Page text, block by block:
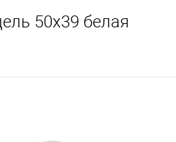
50x39 белая